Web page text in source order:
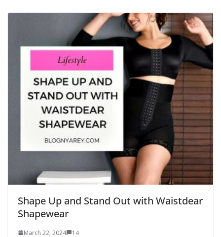
Shape Up and Stand Out with Waistdear
Shapewear
March 22, 2024 14